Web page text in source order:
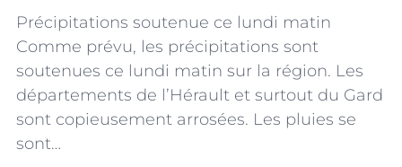
Précipitations soutenue ce lundi matin
Comme prévu, les précipitations sont
soutenues ce lundi matin sur la région. Les
départements de l’Hérault et surtout du Gard
sont copieusement arrosées. Les pluies se
sont…